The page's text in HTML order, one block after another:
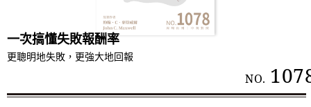
一次搞懂失敗報酬率
更聰明地失敗，更強大地回報
NO.